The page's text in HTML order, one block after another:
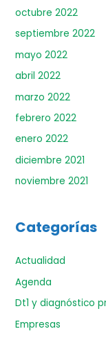
octubre 2022
septiembre 2022
mayo 2022
abril 2022
marzo 2022
febrero 2022
enero 2022
diciembre 2021
noviembre 2021
Categorías
Actualidad
Agenda
Dt1 y diagnóstico
Empresas